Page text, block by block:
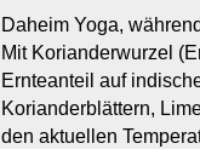
Daheim Yoga,
Mit Korianderwurzel
Ernteanteil auf
Korianderblättern,
den aktuellen